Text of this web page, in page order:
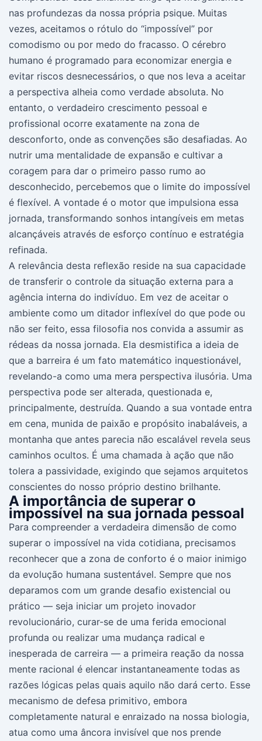
nas profundezas da nossa própria psique. Muitas
vezes, aceitamos o rótulo do “impossível” por
comodismo ou por medo do fracasso. O cérebro
humano é programado para economizar energia e
evitar riscos desnecessários, o que nos leva a aceitar
a perspectiva alheia como verdade absoluta. No
entanto, o verdadeiro crescimento pessoal e
profissional ocorre exatamente na zona de
desconforto, onde as convenções são desafiadas. Ao
nutrir uma mentalidade de expansão e cultivar a
coragem para dar o primeiro passo rumo ao
desconhecido, percebemos que o limite do impossível
é flexível. A vontade é o motor que impulsiona essa
jornada, transformando sonhos intangíveis em metas
alcançáveis através de esforço contínuo e estratégia
refinada.
A relevância desta reflexão reside na sua capacidade
de transferir o controle da situação externa para a
agência interna do indivíduo. Em vez de aceitar o
ambiente como um ditador inflexível do que pode ou
não ser feito, essa filosofia nos convida a assumir as
rédeas da nossa jornada. Ela desmistifica a ideia de
que a barreira é um fato matemático inquestionável,
revelando-a como uma mera perspectiva ilusória. Uma
perspectiva pode ser alterada, questionada e,
principalmente, destruída. Quando a sua vontade entra
em cena, munida de paixão e propósito inabaláveis, a
montanha que antes parecia não escalável revela seus
caminhos ocultos. É uma chamada à ação que não
tolera a passividade, exigindo que sejamos arquitetos
conscientes do nosso próprio destino brilhante.
A importância de superar o
impossível na sua jornada pessoal
Para compreender a verdadeira dimensão de como
superar o impossível na vida cotidiana, precisamos
reconhecer que a zona de conforto é o maior inimigo
da evolução humana sustentável. Sempre que nos
deparamos com um grande desafio existencial ou
prático — seja iniciar um projeto inovador
revolucionário, curar-se de uma ferida emocional
profunda ou realizar uma mudança radical e
inesperada de carreira — a primeira reação da nossa
mente racional é elencar instantaneamente todas as
razões lógicas pelas quais aquilo não dará certo. Esse
mecanismo de defesa primitivo, embora
completamente natural e enraizado na nossa biologia,
atua como uma âncora invisível que nos prende